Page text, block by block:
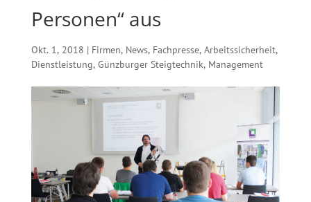
Personen“ aus
Okt. 1, 2018 | Firmen, News, Fachpresse, Arbeitssicherheit,
Dienstleistung, Günzburger Steigtechnik, Management